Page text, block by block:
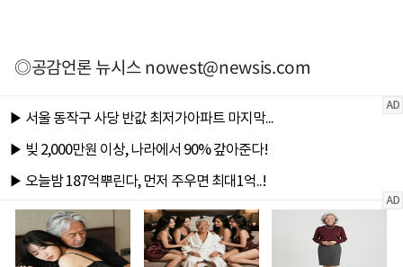
◎공감언론 뉴시스nowest@newsis.com